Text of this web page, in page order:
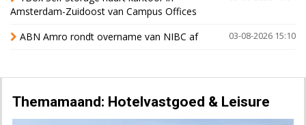
Amsterdam-Zuidoost van Campus Offices
03-08-2026 15:10
ABN Amro rondt overname van NIBC af
Themamaand: Hotelvastgoed & Leisure